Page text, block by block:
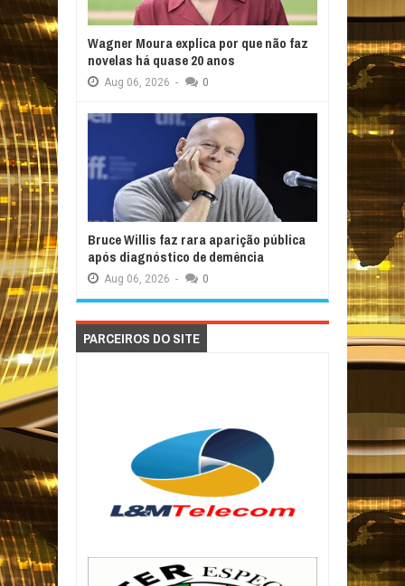
Wagner Moura explica por que não faz
novelas há quase 20 anos
Aug 06, 2026 - 0
Bruce Willis faz rara aparição pública
após diagnóstico de demência
Aug 06, 2026 - 0
PARCEIROS DO SITE